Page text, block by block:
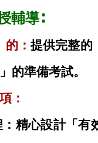
輔導∶
：提供完整的
的準備考試。
：
：精心設計「有